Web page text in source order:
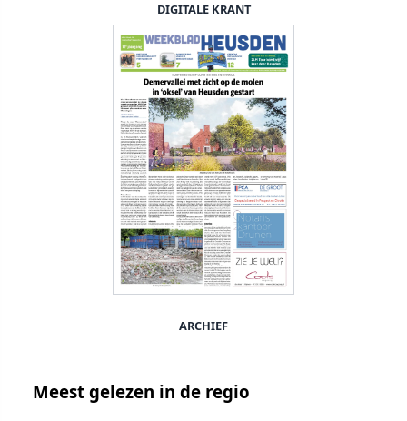
DIGITALE KRANT
ARCHIEF
Meest gelezen in de regio